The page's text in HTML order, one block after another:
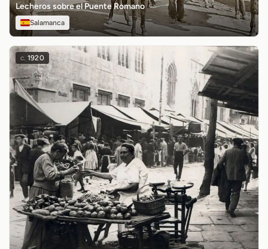
Lecheros sobre el Puente Romano
Salamanca
c. 1920